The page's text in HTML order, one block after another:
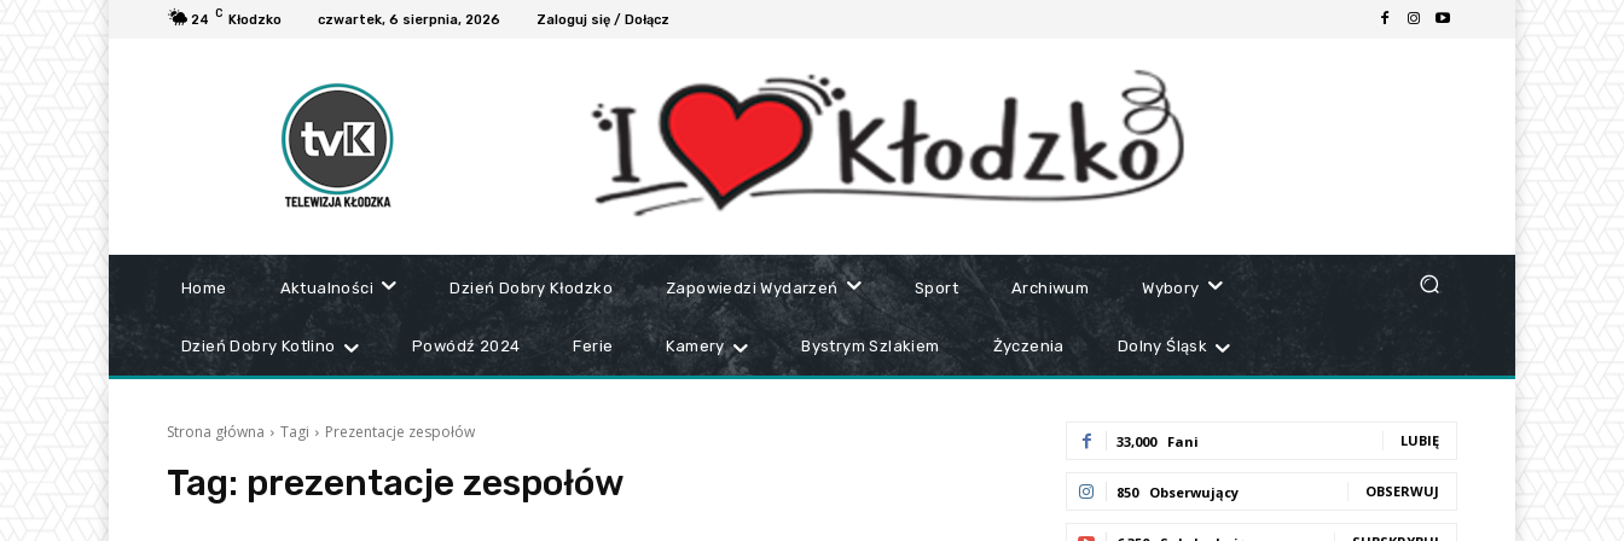
24 C Kłodzko czwartek, 6 sierpnia, 2026 Zaloguj się / Dołącz
Home Aktualności Dzień Dobry Kłodzko Zapowiedzi Wydarzeń Sport Archiwum Wybory
Dzień Dobry Kotlino Powódź 2024 Ferie Kamery Bystrym Szlakiem Życzenia Dolny Śląsk
Strona główna Tagi Prezentacje zespołów
Tag: prezentacje zespołów
33,000 Fani LUBIĘ
850 Obserwujący OBSERWUJ